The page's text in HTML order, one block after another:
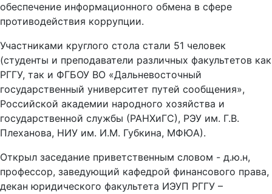
обеспечение информационного обмена в сфере
противодействия коррупции.
Участниками круглого стола стали 51 человек
(студенты и преподаватели различных факультетов как
РГГУ, так и ФГБОУ ВО «Дальневосточный
государственный университет путей сообщения»,
Российской академии народного хозяйства и
государственной службы (РАНХиГС), РЭУ им. Г.В.
Плеханова, НИУ им. И.М. Губкина, МФЮА).
Открыл заседание приветственным словом - д.ю.н,
профессор, заведующий кафедрой финансового права,
декан юридического факультета ИЭУП РГГУ –